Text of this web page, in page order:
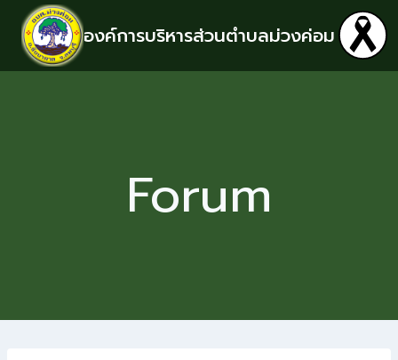
องค์การบริหารส่วนตำบลม่วงค่อม
Forum